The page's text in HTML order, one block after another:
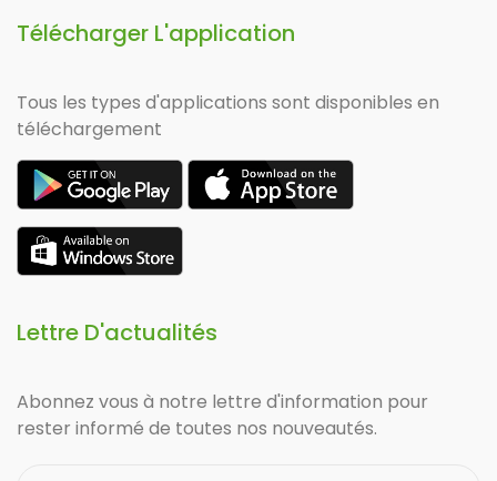
Télécharger L'application
Tous les types d'applications sont disponibles en
téléchargement
Lettre D'actualités
Abonnez vous à notre lettre d'information pour
rester informé de toutes nos nouveautés.